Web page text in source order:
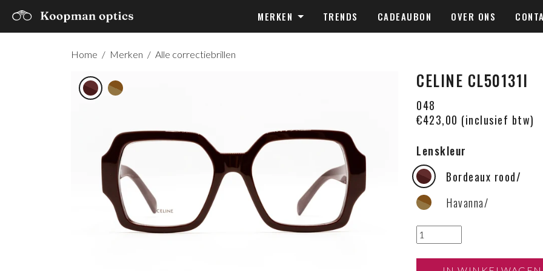
MERKEN TRENDS CADEAUBON OVER ONS
Home / Merken / Alle correctiebrillen
CELINE CL50131I
048
€423,00 (inclusief btw)
Lenskleur
Bordeaux rood/
Havanna/